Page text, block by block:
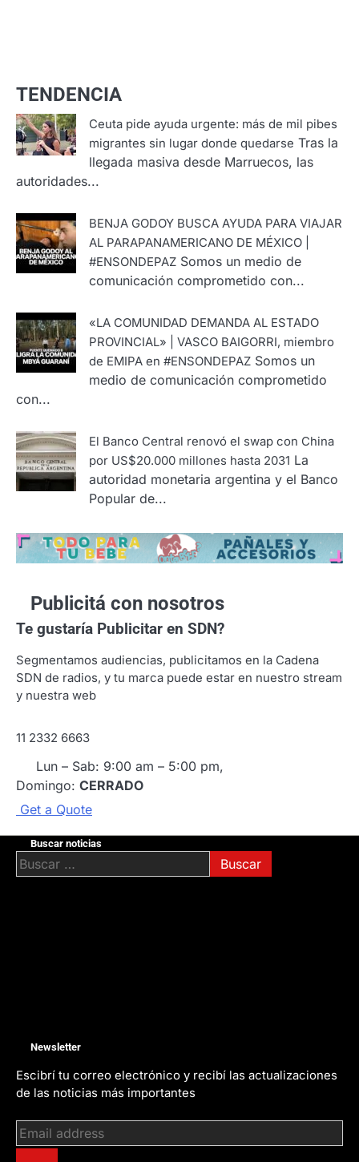
TENDENCIA
Ceuta pide ayuda urgente: más de mil pibes
migrantes sin lugar donde quedarse Tras la
llegada masiva desde Marruecos, las
autoridades...
BENJA GODOY BUSCA AYUDA PARA VIAJAR
AL PARAPANAMERICANO DE MÉXICO |
#ENSONDEPAZ Somos un medio de
comunicación comprometido con...
«LA COMUNIDAD DEMANDA AL ESTADO
PROVINCIAL» | VASCO BAIGORRI, miembro
de EMIPA en #ENSONDEPAZ Somos un
medio de comunicación comprometido
con...
El Banco Central renovó el swap con China
por US$20.000 millones hasta 2031 La
autoridad monetaria argentina y el Banco
Popular de...
Publicitá con nosotros
Te gustaría Publicitar en SDN?
Segmentamos audiencias, publicitamos en la Cadena
SDN de radios, y tu marca puede estar en nuestro stream
y nuestra web
11 2332 6663
Lun – Sab: 9:00 am – 5:00 pm,
Domingo: CERRADO
Get a Quote
Buscar noticias
Buscar:
Newsletter
Escibrí tu correo electrónico y recibí las actualizaciones
de las noticias más importantes